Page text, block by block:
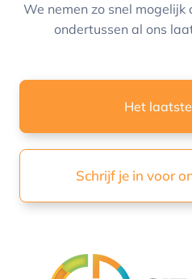
We nemen zo snel
ondertussen al ons
Het
Schrijf je in voor